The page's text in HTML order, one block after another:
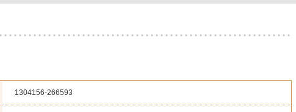
1304156-266593